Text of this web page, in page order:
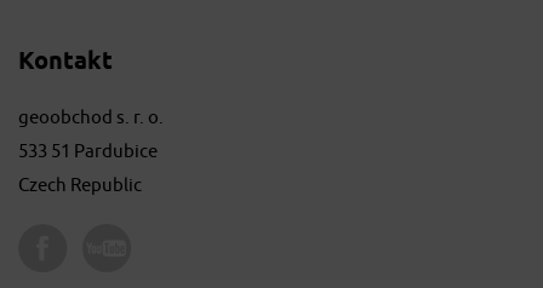
Kontakt
geoobchod s. r. o.
533 51 Pardubice
Czech Republic